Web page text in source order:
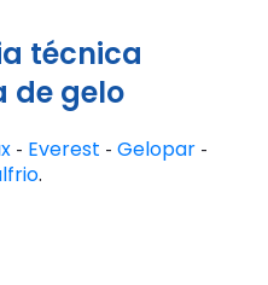
técnica
de gelo
- Everest - Gelopar -
.